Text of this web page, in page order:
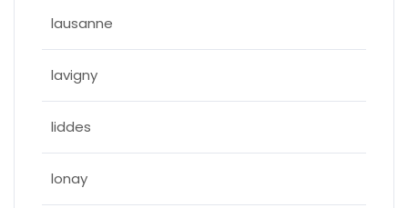
lausanne
lavigny
liddes
lonay